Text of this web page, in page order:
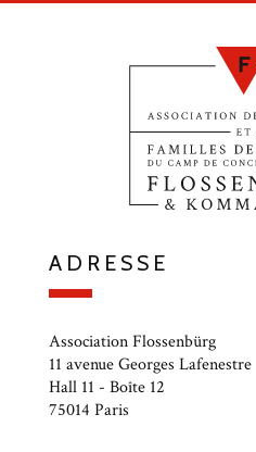
ADRESSE
Association Flossenbürg
11 avenue Georges Lafenestre
Hall 11 - Boîte 12
75014 Paris